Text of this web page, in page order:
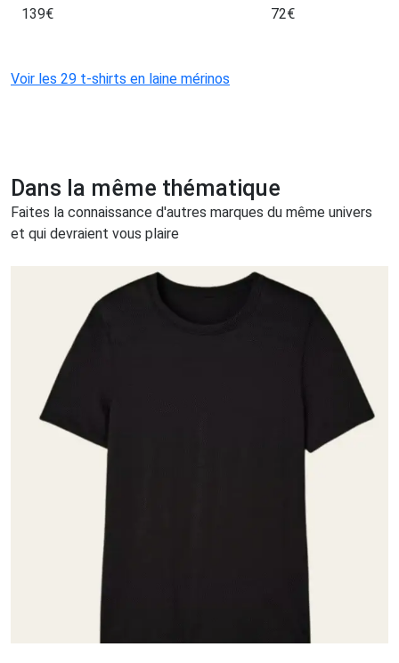
139€
72€
Voir les 29 t-shirts en laine mérinos
Dans la même thématique
Faites la connaissance d'autres marques du même univers
et qui devraient vous plaire